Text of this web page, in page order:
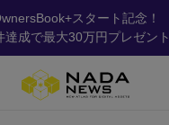
スタート記念！
達成で最大30万円プレゼント